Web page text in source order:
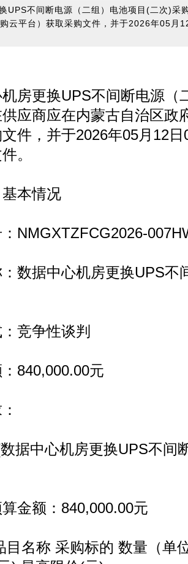
UPS不间断电源（二组）电池项目(二次)采
云平台）获取采购文件，并于2026年05月
更换UPS不间断电源（
应商应在内蒙古自治区政
件，并于2026年05月12
。
本情况
据中心机房更换UPS不
争性谈判
840,000.00元
中心机房更换UPS不间
额：840,000.00元
称 采购标的 数量（单